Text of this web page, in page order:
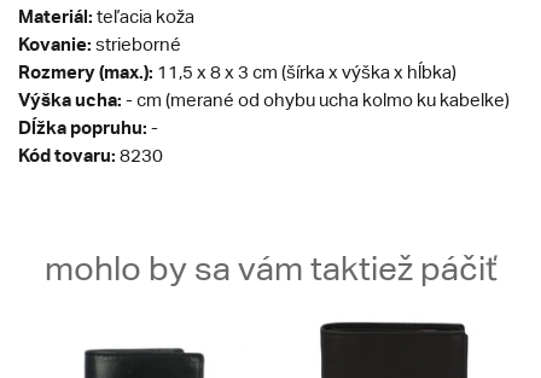
Materiál: teľacia koža
Kovanie: strieborné
Rozmery (max.): 11,5 x 8 x 3 cm (šírka x výška x hĺbka)
Výška ucha: - cm (merané od ohybu ucha kolmo ku kabelke)
Dĺžka popruhu: -
Kód tovaru: 8230
mohlo by sa vám taktiež páčiť